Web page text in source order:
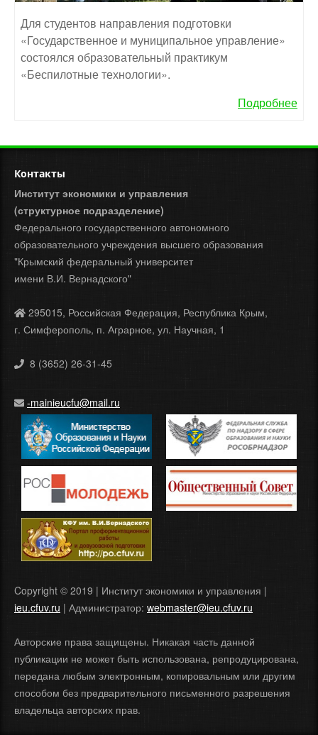
Для студентов направления подготовки
«Государственное и муниципальное управление»
состоялся образовательный практикум
«Беспилотные технологии».
Подробнее
Контакты
Институт экономики и управления
(структурное подразделение)
Федерального государственного автономного
образовательного учреждения высшего образования
"Крымский федеральный университет
имени В.И. Вернадского"
295015, Российская Федерация, Республика Крым,
г. Симферополь, п. Аграрное, ул. Научная, 1
8 (3652) 26-31-45
-mainieucfu@mail.ru
Copyright © 2019 | Институт экономики и управления |
ieu.cfuv.ru | Администратор: webmaster@ieu.cfuv.ru
Авторские права защищены. Никакая часть данной
публикации не может быть использована, репродуцирована,
передана любым электронным, копировальным или другим
способом без предварительного письменного разрешения
владельца авторских прав.